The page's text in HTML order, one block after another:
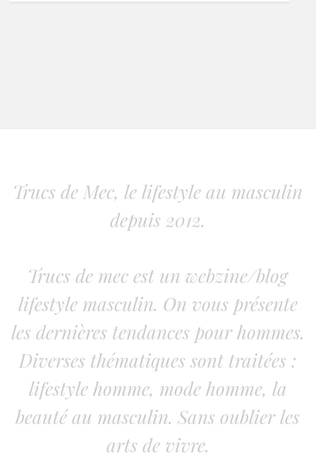
Trucs de Mec, le lifestyle au masculin
depuis 2012.
Trucs de mec est un webzine/blog
lifestyle masculin. On vous présente
les dernières tendances pour hommes.
Diverses thématiques sont traitées :
lifestyle homme, mode homme, la
beauté au masculin. Sans oublier les
arts de vivre.